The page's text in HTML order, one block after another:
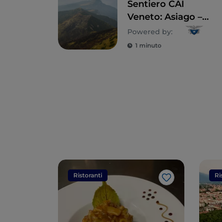
Sentiero CAI
Veneto: Asiago –
Borgo Valsugana
Powered by:
1 minuto
Ristoranti
Like